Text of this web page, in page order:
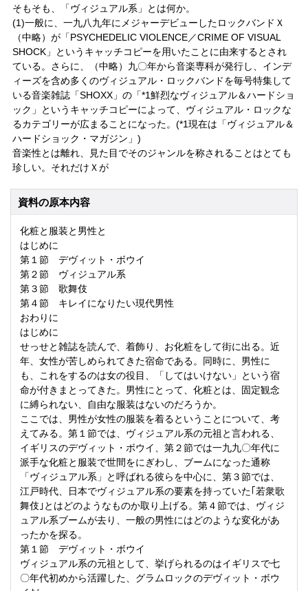
そもそも、「ヴィジュアル系」とは何か。
(1)一般に、一九八九年にメジャーデビューしたロックバンドＸ
（中略）が「PSYCHEDELIC VIOLENCE／CRIME OF VISUAL
SHOCK」というキャッチコピーを用いたことに由来するとされ
ている。さらに、（中略）九〇年から音楽専科が発行し、インデ
ィーズを含め多くのヴィジュアル・ロックバンドを毎号特集して
いる音楽雑誌「SHOXX」の「*1鮮烈なヴィジュアル＆ハードショ
ック」というキャッチコピーによって、ヴィジュアル・ロックな
るカテゴリーが広まることになった。(*1現在は「ヴィジュアル＆
ハードショック・マガジン」)
音楽性とは離れ、見た目でそのジャンルを称されることはとても
珍しい。それだけＸが
資料の原本内容
化粧と服装と男性と
はじめに
第１節 デヴィット・ボウイ
第２節 ヴィジュアル系
第３節 歌舞伎
第４節 キレイになりたい現代男性
おわりに
はじめに
せっせと雑誌を読んで、着飾り、お化粧をして街に出る。近
年、女性が苦しめられてきた宿命である。同時に、男性に
も、これをするのは女の役目、「してはいけない」という宿
命が付きまとってきた。男性にとって、化粧とは、固定観念
に縛られない、自由な服装はないのだろうか。
ここでは、男性が女性の服装を着るということについて、考
えてみる。第１節では、ヴィジュアル系の元祖と言われる、
イギリスのデヴィット・ボウイ、第２節では一九九〇年代に
派手な化粧と服装で世間をにぎわし、ブームになった通称
「ヴィジュアル系」と呼ばれる彼らを中心に、第３節では、
江戸時代、日本でヴィジュアル系の要素を持っていた｢若衆歌
舞伎｣とはどのようなものか取り上げる。第４節では、ヴィジ
ュアル系ブームが去り、一般の男性にはどのような変化があ
ったかを探る。
第１節 デヴィット・ボウイ
ヴィジュアル系の元祖として、挙げられるのはイギリスで七
〇年代初めから活躍した、グラムロックのデヴィット・ボウ